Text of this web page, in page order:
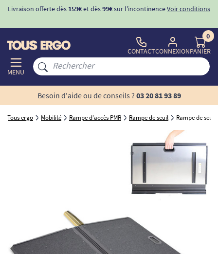
Livraison offerte dès 159€et dès99€sur l'incontinenceVoir conditions
MENU
CONTACTCONNEXION
0
PANIER
Besoin d'aide ou de conseils ? 03 20 81 93 89
Tous ergo Mobilité Rampe d'accès PMR Rampe de seuil Rampe de